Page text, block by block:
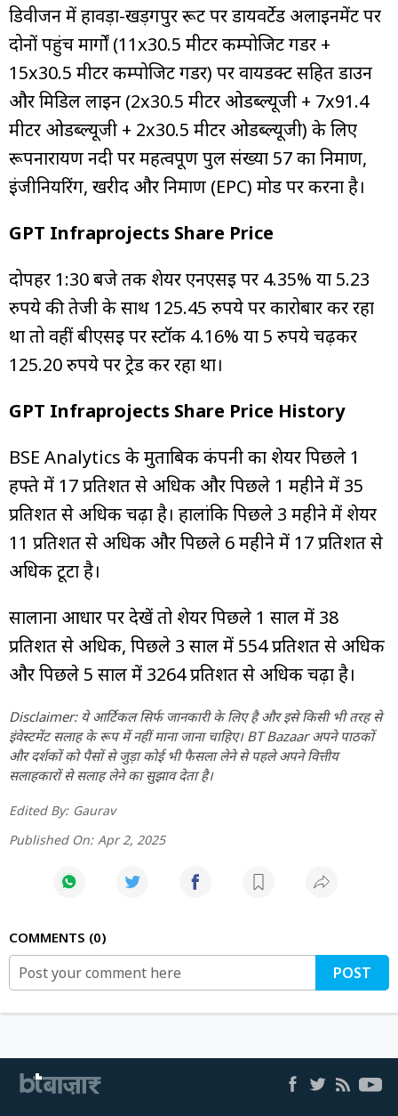
डिवीजन में हावड़ा-खड़गपुर रूट पर डायवर्टेड अलाइनमेंट पर
दोनों पहुंच मार्गों (11x30.5 मीटर कम्पोजिट गर्डर +
15x30.5 मीटर कम्पोजिट गर्डर) पर वायडक्ट सहित डाउन
और मिडिल लाइन (2x30.5 मीटर ओडब्ल्यूजी + 7x91.4
मीटर ओडब्ल्यूजी + 2x30.5 मीटर ओडब्ल्यूजी) के लिए
रूपनारायण नदी पर महत्वपूर्ण पुल संख्या 57 का निर्माण,
इंजीनियरिंग, खरीद और निर्माण (EPC) मोड पर करना है।
GPT Infraprojects Share Price
दोपहर 1:30 बजे तक शेयर एनएसई पर 4.35% या 5.23
रुपये की तेजी के साथ 125.45 रुपये पर कारोबार कर रहा
था तो वहीं बीएसई पर स्टॉक 4.16% या 5 रुपये चढ़कर
125.20 रुपये पर ट्रेड कर रहा था।
GPT Infraprojects Share Price History
BSE Analytics के मुताबिक कंपनी का शेयर पिछले 1
हफ्ते में 17 प्रतिशत से अधिक और पिछले 1 महीने में 35
प्रतिशत से अधिक चढ़ा है। हालांकि पिछले 3 महीने में शेयर
11 प्रतिशत से अधिक और पिछले 6 महीने में 17 प्रतिशत से
अधिक टूटा है।
सालाना आधार पर देखें तो शेयर पिछले 1 साल में 38
प्रतिशत से अधिक, पिछले 3 साल में 554 प्रतिशत से अधिक
और पिछले 5 साल में 3264 प्रतिशत से अधिक चढ़ा है।
Disclaimer: ये आर्टिकल सिर्फ जानकारी के लिए है और इसे किसी भी तरह से
इंवेस्टमेंट सलाह के रूप में नहीं माना जाना चाहिए। BT Bazaar अपने पाठकों
और दर्शकों को पैसों से जुड़ा कोई भी फैसला लेने से पहले अपने वित्तीय
सलाहकारों से सलाह लेने का सुझाव देता है।
Edited By: Gaurav
Published On: Apr 2, 2025
COMMENTS 0
POST